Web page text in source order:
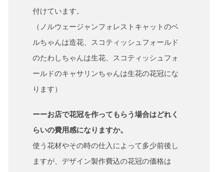
付けています。
（ノルウェージャンフォレストキャットのベ
ルちゃんは造花、スコティッシュフォールド
のたわしちゃんは生花、スコティッシュフォ
ールドのキャサリンちゃんは生花の花冠にな
ります）
ーーお店で花冠を作ってもらう場合はどれく
らいの費用感になりますか。
使う花材やその時の仕入によって多少前後し
ますが、デザイン製作費込の花冠の価格は